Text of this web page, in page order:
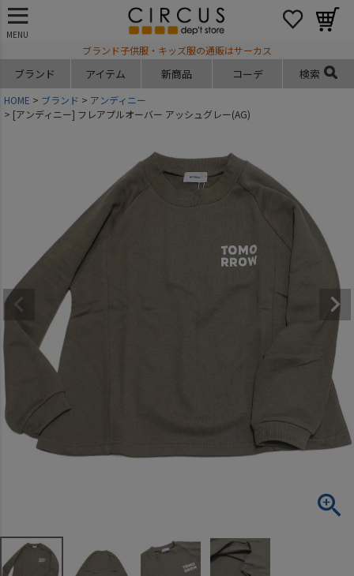
MENU
ブランド子供服・キッズ服の通販はサーカス
ブランド アイテム 新商品 コーデ 検索
HOME ブランド
アンディニー
[アンディニー] フレアプルオーバー アッシュグレー(AG)